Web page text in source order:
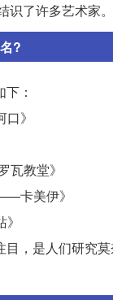
了许多艺术家。
?
：
》
瓦教堂》
卡美伊》
目，是人们研究